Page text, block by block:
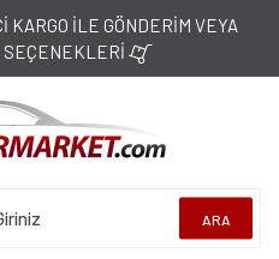
KARGO İLE GÖNDERİM VEYA
SEÇENEKLERİ
ARA